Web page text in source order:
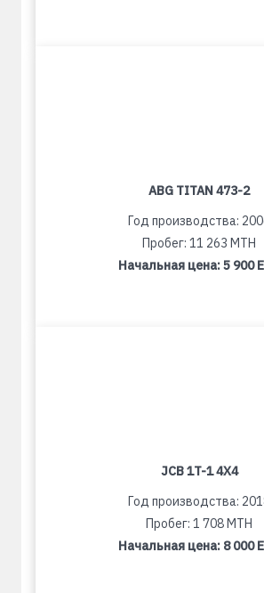
ABG TITAN 473-2
Год производства:
Пробег: 11 263 MTH
Начальная цена:5 900
JCB 1T-1 4X4
Год производства:
Пробег: 1 708 MTH
Начальная цена: 8 000